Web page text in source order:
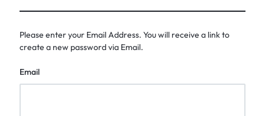
Please enter your Email Address. You will receive a link to
create a new password via Email.
Email